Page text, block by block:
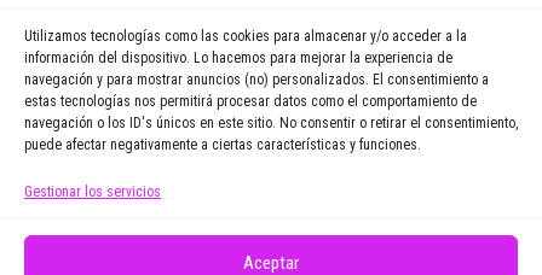
Utilizamos tecnologías como las cookies para almacenar y/o acceder a la
información del dispositivo. Lo hacemos para mejorar la experiencia de
navegación y para mostrar anuncios (no) personalizados. El consentimiento a
estas tecnologías nos permitirá procesar datos como el comportamiento de
navegación o los ID's únicos en este sitio. No consentir o retirar el consentimiento,
puede afectar negativamente a ciertas características y funciones.
Gestionar los servicios
Aceptar
Email Address
electrónicos promocionales de Zoomdestinos.es